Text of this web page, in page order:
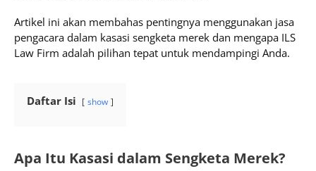
Artikel ini akan membahas pentingnya menggunakan jasa
pengacara dalam kasasi sengketa merek dan mengapa ILS
Law Firm adalah pilihan tepat untuk mendampingi Anda.
Daftar Isi show
Apa Itu Kasasi dalam Sengketa Merek?